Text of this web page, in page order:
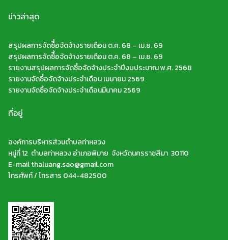
ข่าวล่าสุด
สรุปผลการจัดซืื้อจัดจ้างรายเดือน ต.ค. 68 – เม.ย. 69
สรุปผลการจัดซืื้อจัดจ้างรายเดือน ต.ค. 68 – เม.ย. 69
รายงานสรุปผลการจัดซื้อจัดจ้างประจำปีงบประมาณ พ.ศ. 2568
รายงานจัดซื้อจัดจ้างประจำเดือน เมษายน 2569
รายงานจัดซื้อจัดจ้างประจำเดือนมีนาคม 2569
ที่อยู่
องค์การบริหารส่วนตำบลท่าหลวง
หมู่ที่ 12 ตำบลท่าหลวง อำเภอพิมาย จังหวัดนครราชสีมา 30110
E-mail thaluang.sao@gmail.com
โทรศัพท์ / โทรสาร 044-482500